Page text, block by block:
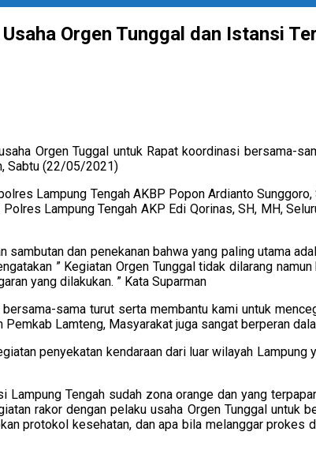
Orgen Tunggal dan Istansi
Orgen Tuggal untuk Rapat koordinasi bersama-
Sabtu (22/05/2021)
Lampung Tengah AKBP Popon Ardianto Sunggoro,
Lampung Tengah AKP Edi Qorinas, SH, MH,
dan penekanan bahwa yang paling utama
” Kegiatan Orgen Tunggal tidak dilarang
yang dilakukan. ” Kata Suparman
sama turut serta membantu kami untuk
Lamteng, Masyarakat juga sangat berperan
penyekatan kendaraan dari luar wilayah Lampung
Lampung Tengah sudah zona orange dan yang
rakor dengan pelaku usaha Orgen Tunggal untuk
protokol kesehatan, dan apa bila melanggar prokes